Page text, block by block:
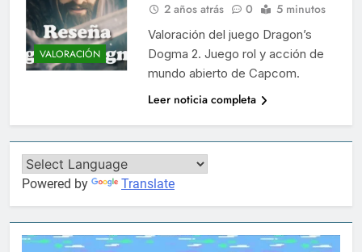
VALORACIÓN
2 años atrás 0 5 minutos
Valoración del juego Dragon’s
Dogma 2. Juego rol y acción de
mundo abierto de Capcom.
Leer noticia completa
Powered by Translate